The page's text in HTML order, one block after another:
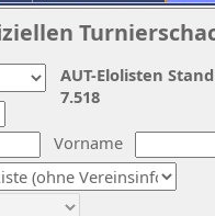
Vorname
AUT-Elolisten
7.518